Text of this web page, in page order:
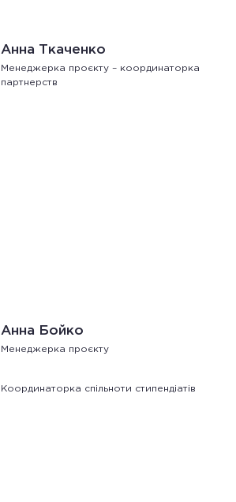
Анна Ткаченко
Менеджерка проєкту – координаторка
партнерств
Анна Бойко
Менеджерка проєкту
Координаторка спільноти стипендіатів